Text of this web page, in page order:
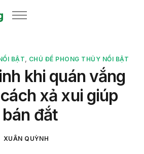
BẬT, CHỦ ĐỀ PHONG THỦY NỔI BẬT
khi quán vắng
xả xui giúp
đắt
XUÂN QUỲNH